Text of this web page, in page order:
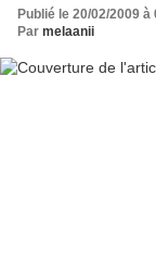
Publié le 20/02/2009 à
Par melaanii